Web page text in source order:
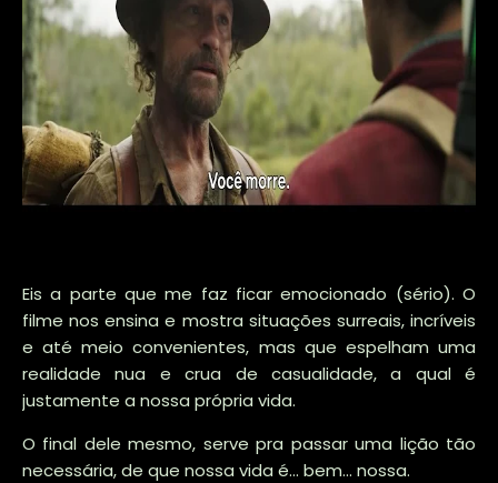
Eis a parte que me faz ficar emocionado (sério). O
filme nos ensina e mostra situações surreais, incríveis
e até meio convenientes, mas que espelham uma
realidade nua e crua de casualidade, a qual é
justamente a nossa própria vida.
O final dele mesmo, serve pra passar uma lição tão
necessária, de que nossa vida é... bem... nossa.